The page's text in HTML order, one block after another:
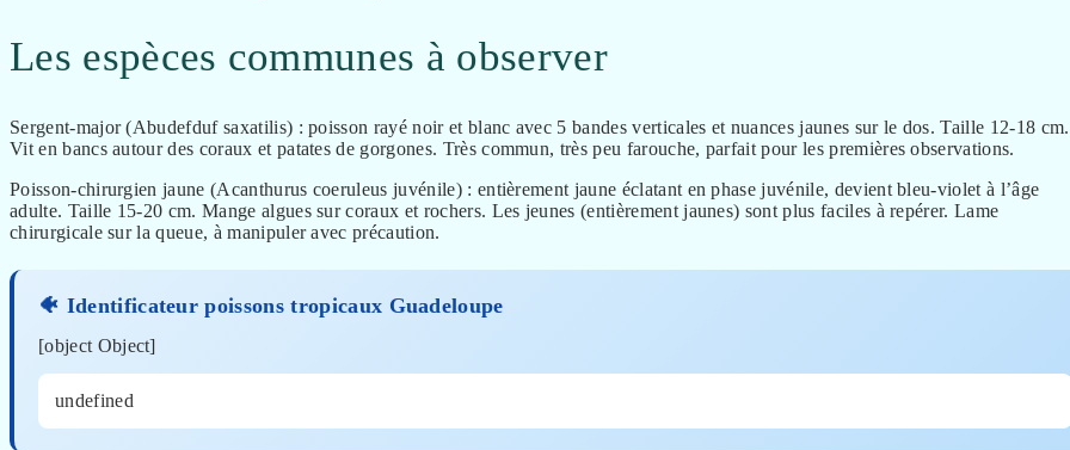
Les espèces communes à observer
Sergent-major (Abudefduf saxatilis) : poisson rayé noir et blanc avec 5 bandes verticales et nuances jaunes sur le dos. Taille 12-18 cm.
Vit en bancs autour des coraux et patates de gorgones. Très commun, très peu farouche, parfait pour les premières observations.
Poisson-chirurgien jaune (Acanthurus coeruleus juvénile) : entièrement jaune éclatant en phase juvénile, devient bleu-violet à l’âge
adulte. Taille 15-20 cm. Mange algues sur coraux et rochers. Les jeunes (entièrement jaunes) sont plus faciles à repérer. Lame
chirurgicale sur la queue, à manipuler avec précaution.
🐠 Identificateur poissons tropicaux Guadeloupe
[object Object]
undefined